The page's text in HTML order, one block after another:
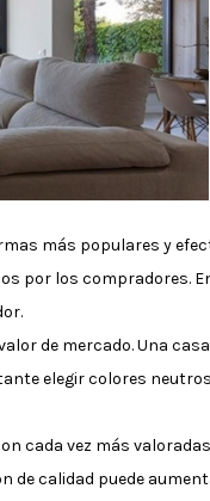
más populares y
por los compradores.
de mercado. Una
elegir colores
cada vez más
calidad puede